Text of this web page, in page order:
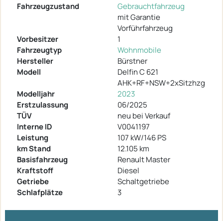
Fahrzeugzustand
Gebrauchtfahrzeug
mit Garantie
Vorführfahrzeug
Vorbesitzer
1
Fahrzeugtyp
Wohnmobile
Hersteller
Bürstner
Modell
Delfin C 621
AHK+RF+NSW+2xSitzhzg
Modelljahr
2023
Erstzulassung
06/2025
TÜV
neu bei Verkauf
Interne ID
V0041197
Leistung
107 kW/146 PS
km Stand
12.105 km
Basisfahrzeug
Renault Master
Kraftstoff
Diesel
Getriebe
Schaltgetriebe
Schlafplätze
3